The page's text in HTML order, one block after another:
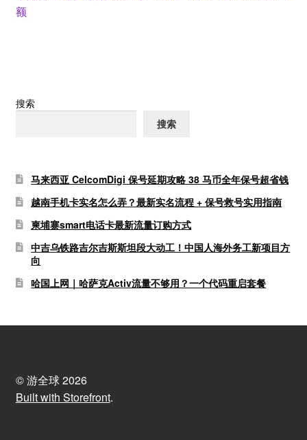
额
搜索
搜索
马来西亚 CelcomDigi 保号延期攻略 38 马币全年保号超省钱
越南手机卡实名怎么弄？最新实名流程 + 保号救号实用指南
柬埔寨smart电话卡最新流量订购方式
中吉乌铁路吉尔吉斯斯坦段大动工！中国人海外务工新项目方
向
哈国上网｜哈萨克Activ流量不够用？一个代码重启套餐
© 游全球 2026
Built with Storefront.